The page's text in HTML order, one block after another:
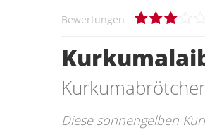
Bewertungen
Diese sonnengelben